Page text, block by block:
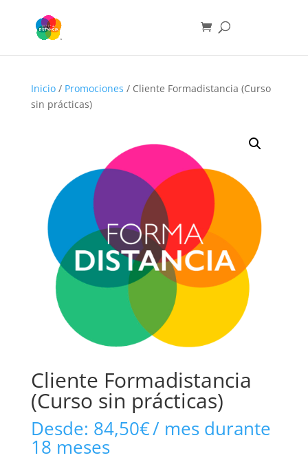
Inicio/ Promociones / Cliente Formadistancia (Curso
sin prácticas)
Cliente Formadistancia
(Curso sin prácticas)
Desde: 84,50€/ mes durante
18 meses